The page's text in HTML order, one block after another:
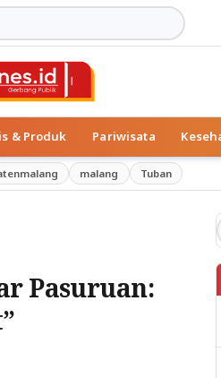
& Produk Pariwisata
malang Tuban
Pasuruan: